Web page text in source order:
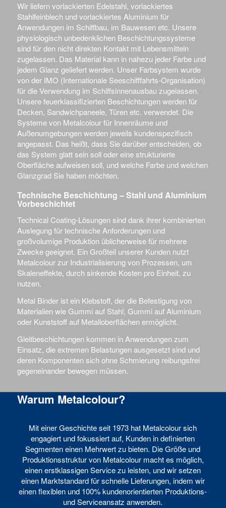
Wir liefern vorlackierten Edelstahl, vorlackiertes
Stahlfeinblech und vorlackiertes Aluminium für
Anwendungen im Schiffbau, im Bauwesen etc. Unsere
physiologisch unbedenklichen Beschichtungssysteme
sind für den nicht direkten Kontakt mit Lebensmitteln
zugelassen. Das Material kann in nahezu jeder Farbe und
jedem Glanz geliefert werden. Unser Farbsystem wurde
von der IMO (Internationale Seeschifffahrts-Organisation)
für die Verwendung im Schiffsinnenausbau zugelassen.
Unsere feuerklassifizierten Beschichtungen werden für
Decken, Sandwichpaneele, Türen etc. verwendet. Die
Systeme von Metalcolour für Innenräume und
Außenumgebungen werden jeweils kundenspezifisch
angepasst. Das heißt, dass Sie darüber entscheiden, ob
das System glatt sein soll oder eine strukturierte
Oberfläche aufweisen soll, und welche Farbe und welchen
Glanzgrad Sie haben möchten.
Technische Beschichtung – Stahl und Aluminium
Vorbeschichtet
Technical Coating-Lösungen sind dank ihrer kombinierten
Auslegung für technische Anforderungen und
großvolumige Produktion üblicherweise für mehrere
Zwecke geeignet. Ein Großteil unserer Kunden nutzt
Metalcolour zur Industrialisierung von Prozessen, um
Skaleneffekte, durch sinkende Kosten pro Einheit, zu
nutzen.
Metal Binder ist ein Klebstoff, der die Befestigung von
Materialien wie Gummi auf Stahl, Gummi auf Aluminium
oder Kunststoff auf Metalloberflächen ermöglicht.
Gleitbeschichtungen kommen in Anwendungen zum
Einsatz, die extremen Belastungen ausgesetzt sind und
deren Komponenten sich ohne Schmierung reibungsfrei
gegeneinander bewegen müssen.
Warum Metalcolour?
Mit einer Geschichte seit 1973 hat Metalcolour sich
engagiert und fokussiert auf, Kunden in definierten
Segmenten einen Mehrwert zu bieten. Die Größe und
Produktionsstruktur von Metalcolour macht es möglich,
einen erstklassigen Service zu leisten, und wir setzen
einen Marktstandard für schnelle Lieferungen, indem wir
einen flexiblen und 100% kundenorientierten Produktions-
und Serviceansatz anwenden.